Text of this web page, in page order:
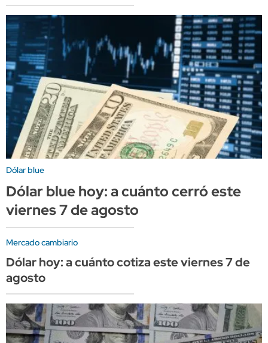
Dólar blue
Dólar blue hoy: a cuánto cerró este
viernes 7 de agosto
Mercado cambiario
Dólar hoy: a cuánto cotiza este viernes 7 de
agosto